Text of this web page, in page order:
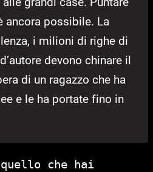
ancora possibile. La
i milioni di righe di
devono chinare il
di un ragazzo che ha
e le ha portate fino in
che hai